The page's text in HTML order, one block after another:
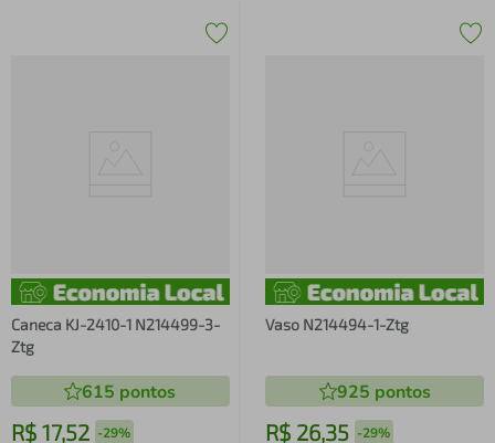
Caneca KJ-2410-1 N214499-3-
Ztg
615 pontos
R$ 17,52 -29%
Vaso N214494-1-Ztg
925 pontos
R$ 26,35 -29%